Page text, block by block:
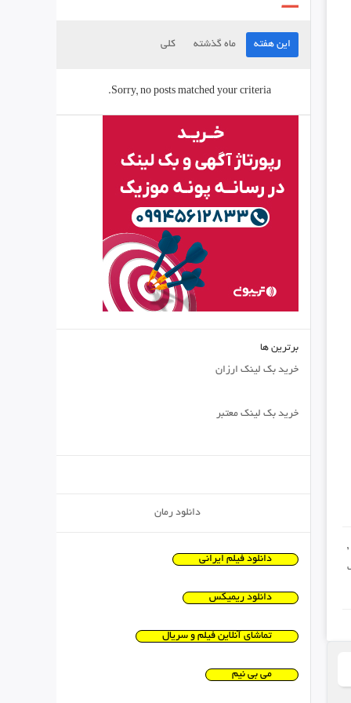
,
این هفته ماه گذشته کلی
Sorry, no posts matched your criteria.
برترین ها
خرید بک لینک ارزان
خرید بک لینک معتبر
دانلود رمان
دانلود فیلم ایرانی
دانلود ریمیکس
تماشای آنلاین فیلم و سریال
می بی نیم